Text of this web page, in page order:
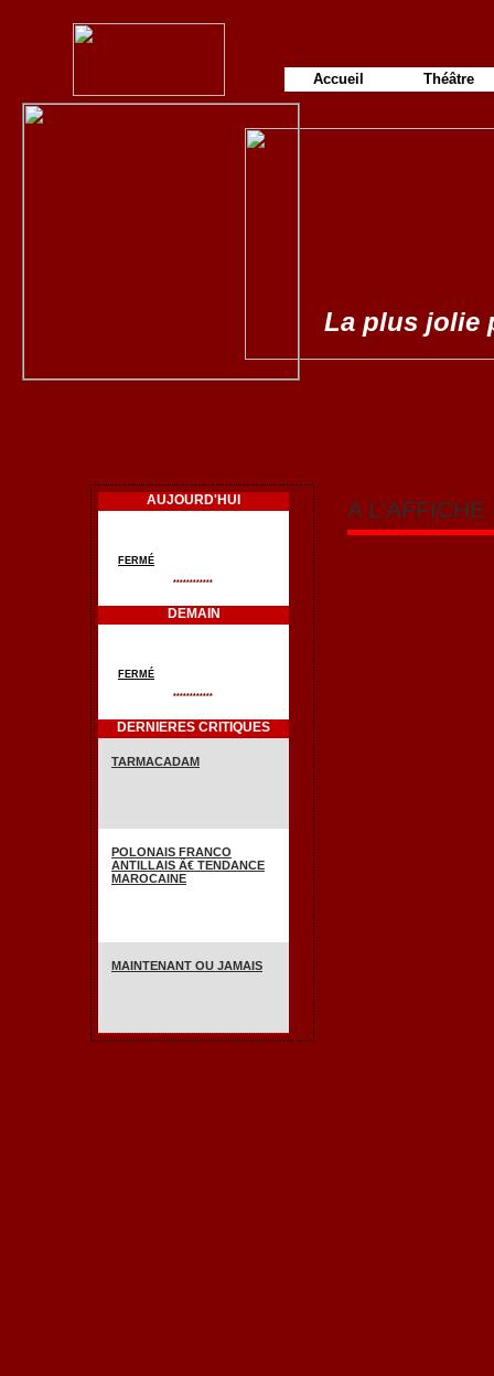
AUJOURD'HUI
FERMÉ
************
DEMAIN
FERMÉ
************
DERNIERES CRITIQUES
TARMACADAM
POLONAIS FRANCO
ANTILLAIS Ã€ TENDANCE
MAROCAINE
MAINTENANT OU JAMAIS
La plus jolie
Accueil Théâtre
A L'AFFICHE